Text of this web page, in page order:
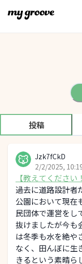
投稿
Jzk7fCkD
2/2/2025,
【教えてくださ
インフラをしてみ
過去に道路設計者
公園において現在
民団体で運営をし
抜けましたが今
は冬季も水を絶や
なく、田んぼに生
きるという素晴